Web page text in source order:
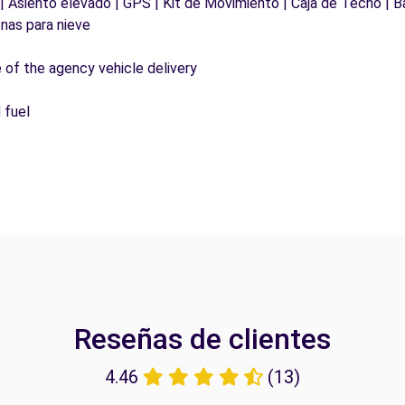
para nieve
the agency vehicle delivery
fuel
Reseñas de clientes
4.46 (13)